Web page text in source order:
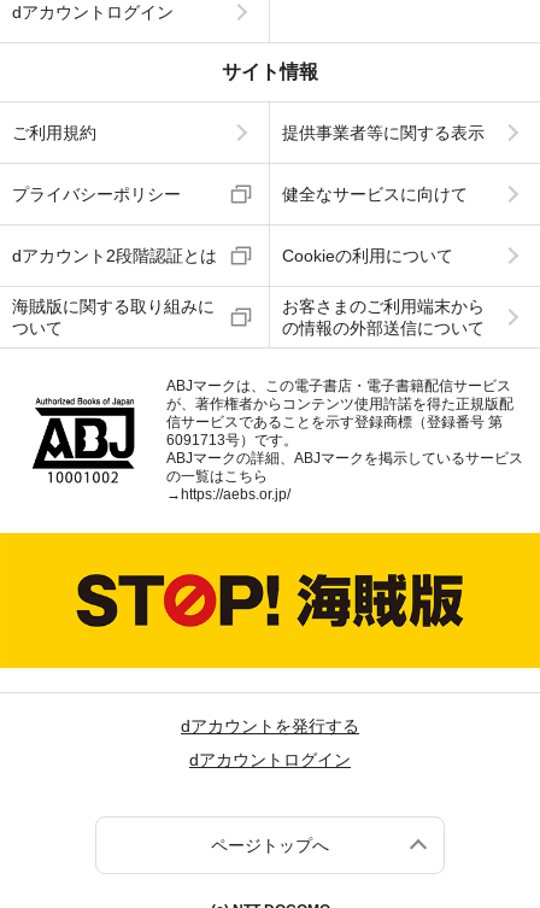
dアカウントログイン
サイト情報
ご利用規約 提供事業者等に関する表示
プライバシーポリシー 健全なサービスに向けて
dアカウント2段階認証とは Cookieの利用について
海賊版に関する取り組みに
ついて
お客さまのご利用端末から
の情報の外部送信について
ABJマークは、この電子書店・電子書籍配信サービス
が、著作権者からコンテンツ使用許諾を得た正規版配
信サービスであることを示す登録商標（登録番号 第
6091713号）です。
ABJマークの詳細、ABJマークを掲示しているサービス
の一覧はこちら
→https://aebs.or.jp/
dアカウントを発行する
dアカウントログイン
ページトップへ